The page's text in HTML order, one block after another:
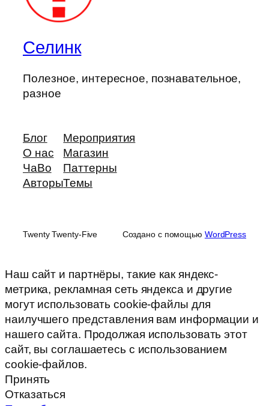
Селинк
Полезное, интересное, познавательное,
разное
Блог
О нас
ЧаВо
Авторы
Мероприятия
Магазин
Паттерны
Темы
Twenty Twenty-Five Создано с помощью WordPress
Наш сайт и партнёры, такие как яндекс-
метрика, рекламная сеть яндекса и другие
могут использовать cookie-файлы для
наилучшего представления вам информации и
нашего сайта. Продолжая использовать этот
сайт, вы соглашаетесь с использованием
cookie-файлов.
Принять
Отказаться